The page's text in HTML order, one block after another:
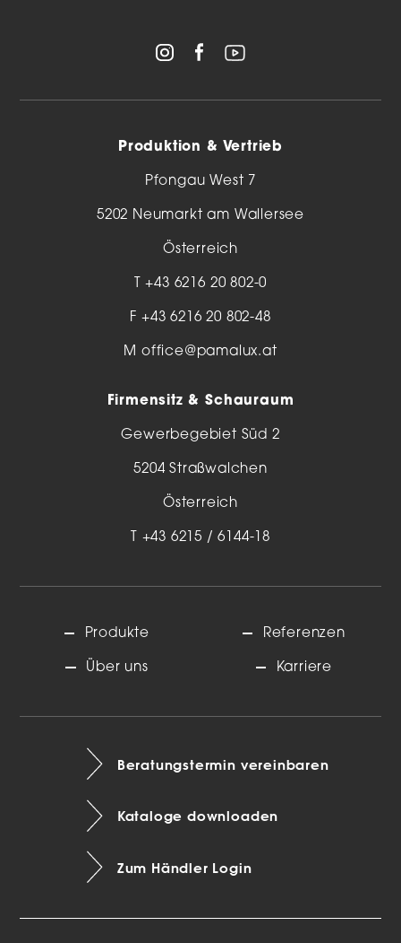
Produktion & Vertrieb
Pfongau West 7
5202 Neumarkt am Wallersee
Österreich
T+43 6216 20 802-0
F +43 6216 20 802-48
M office@pamalux.at
Firmensitz & Schauraum
Gewerbegebiet Süd 2
5204 Straßwalchen
Österreich
+43 6215 / 6144-18
Produkte
Über uns
Referenzen
Karriere
Beratungstermin vereinbaren
Kataloge downloaden
Zum Händler Login